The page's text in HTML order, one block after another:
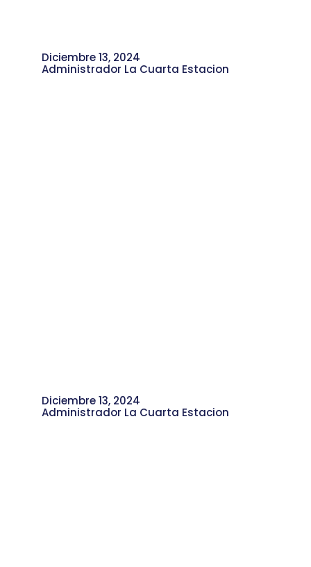
Diciembre 13, 2024
Administrador La Cuarta Estacion
Diciembre 13, 2024
Administrador La Cuarta Estacion